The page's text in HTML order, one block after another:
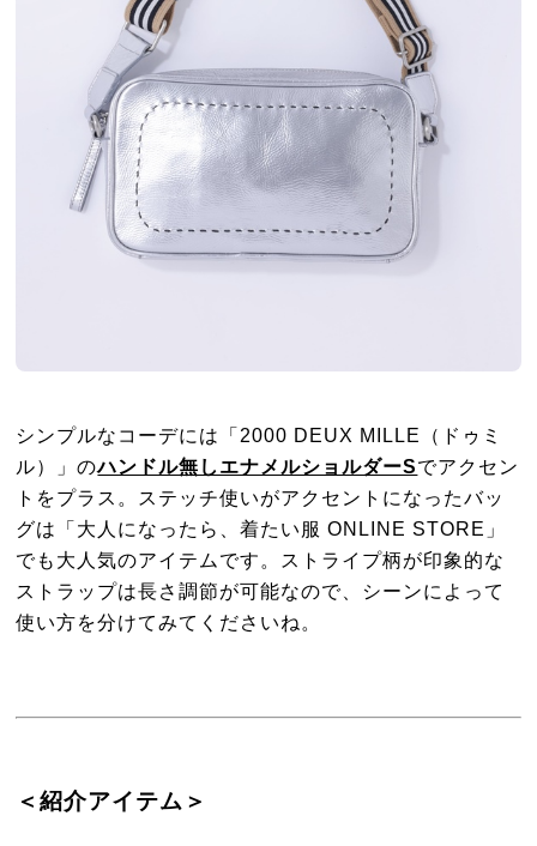
シンプルなコーデには「2000 DEUX MILLE（ドゥミ
ル）」のハンドル無しエナメルショルダーSでアクセン
トをプラス。ステッチ使いがアクセントになったバッ
グは「大人になったら、着たい服 ONLINE STORE」
でも大人気のアイテムです。ストライプ柄が印象的な
ストラップは長さ調節が可能なので、シーンによって
使い方を分けてみてくださいね。
＜紹介アイテム＞